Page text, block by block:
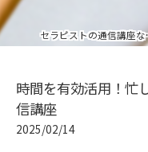
セラピス
時間を有効活用！忙
信講座
2025/02/14